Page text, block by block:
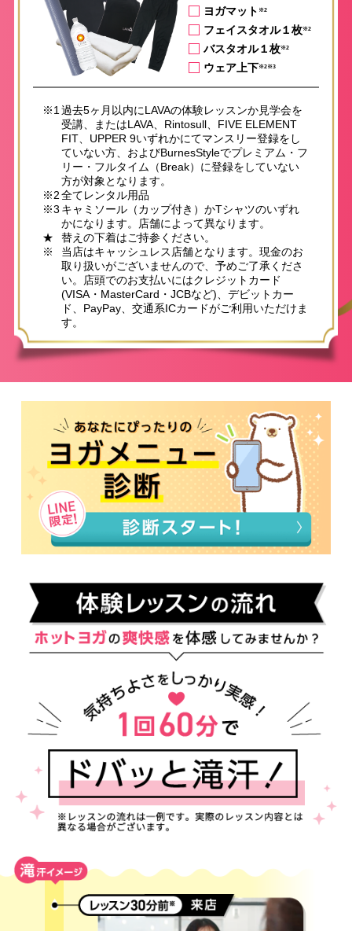
ヨガマット ※2
フェイスタオル１枚※2
バスタオル１枚※2
ウェア上下※2※3
※1 過去5ヶ月以内にLAVAの体験レッスンか見学会を
受講、またはLAVA、Rintosull、FIVE ELEMENT
FIT、UPPER 9いずれかにてマンスリー登録をし
ていない方、およびBurnesStyleでプレミアム・フ
リー・フルタイム（Break）に登録をしていない
方が対象となります。
※2全てレンタル用品
※3 キャミソール（カップ付き）かTシャツのいずれ
かになります。店舗によって異なります。
★
替えの下着はご持参ください。
※
当店はキャッシュレス店舗となります。現金のお
取り扱いがございませんので、予めご了承くださ
い。店頭でのお支払いにはクレジットカード
(VISA・MasterCard・JCBなど)、デビットカー
ド、PayPay、交通系ICカードがご利用いただけま
す。